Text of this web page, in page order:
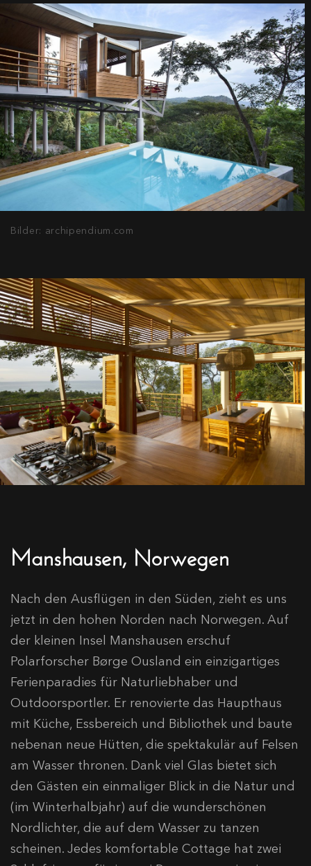
Bilder: archipendium.com
Manshausen, Norwegen
Nach den Ausflügen in den Süden, zieht es uns
jetzt in den hohen Norden nach Norwegen. Auf
der kleinen Insel Manshausen erschuf
Polarforscher Børge Ousland ein einzigartiges
Ferienparadies für Naturliebhaber und
Outdoorsportler. Er renovierte das Haupthaus
mit Küche, Essbereich und Bibliothek und baute
nebenan neue Hütten, die spektakulär auf Felsen
am Wasser thronen. Dank viel Glas bietet sich
den Gästen ein einmaliger Blick in die Natur und
(im Winterhalbjahr) auf die wunderschönen
Nordlichter, die auf dem Wasser zu tanzen
scheinen. Jedes komfortable Cottage hat zwei